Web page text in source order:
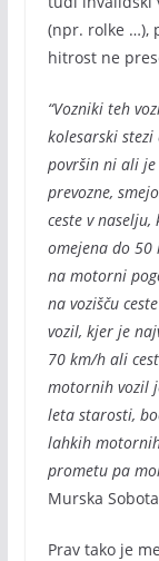
(npr. rolke …),
hitrost ne
“Vozniki teh
kolesarski
površin ni ali
prevozne,
ceste v
omejena do 50
na motorni
na vozišču
vozil, kjer je
70 km/h ali
motornih vozil
leta starosti,
lahkih
prometu pa
Murska
Prav tako je